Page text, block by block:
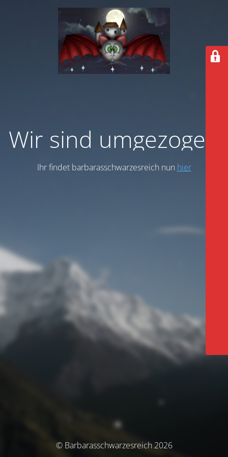
Wir sind umgezogen
Ihr findet barbarasschwarzesreich nun hier
© Barbarasschwarzesreich 2026